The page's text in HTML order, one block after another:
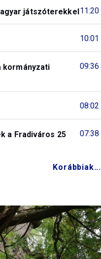
11:20
játszóterekkel
10:01
09:36
kormányzati
08:02
07:38
a Fradiváros 25
Korábbiak...